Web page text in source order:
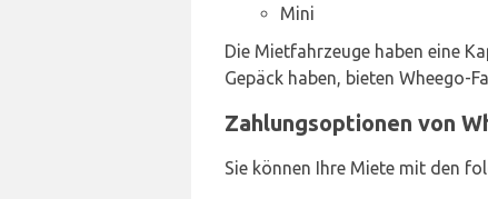
Mini
Die Mietfahrzeuge haben eine
Gepäck haben, bieten Wheego-
Zahlungsoptionen von
Sie können Ihre Miete mit den